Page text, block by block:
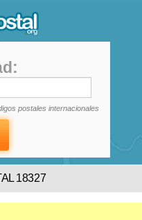
postales internacionales
18327